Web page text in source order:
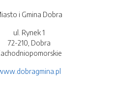
i Gmina Dobra
ul. Rynek 1
72-210, Dobra